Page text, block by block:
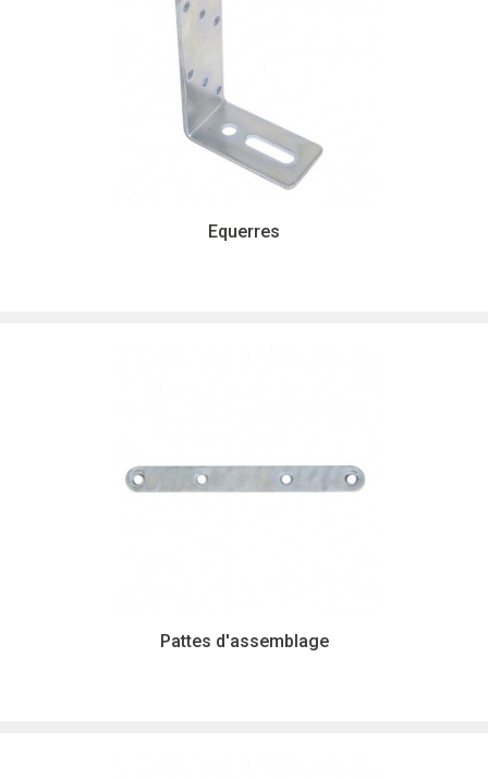
Equerres
Pattes d'assemblage